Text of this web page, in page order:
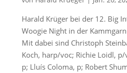
Harald Krüger bei der 12. Big
Woogie Night in der
Mit dabei sind Christoph
Koch, harp/voc; Richie Loidl, p/
p; Lluís Coloma, p; Robert